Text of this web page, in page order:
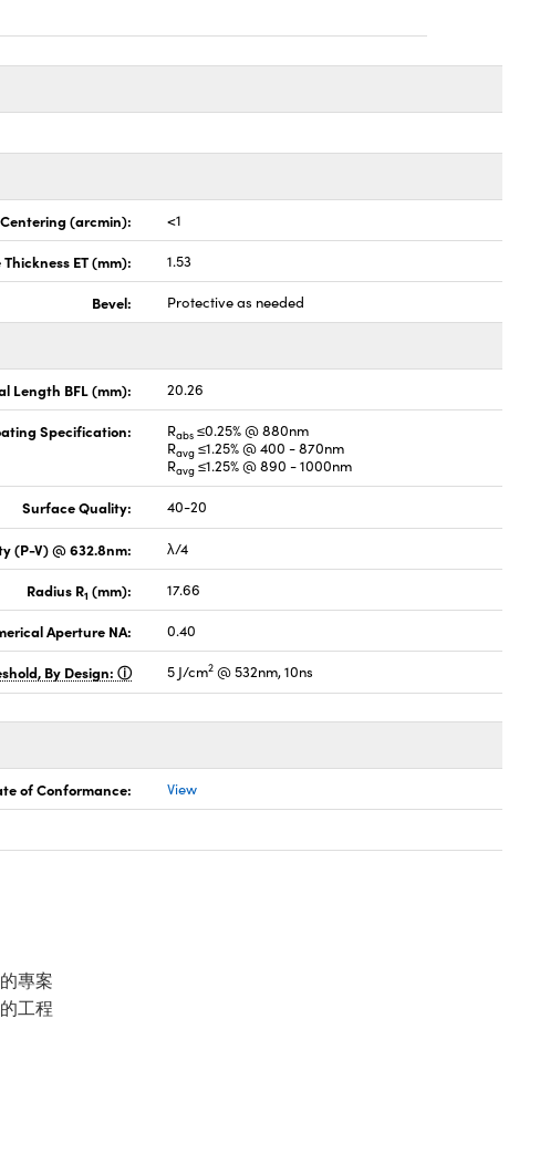
Centering (arcmin): <1
Thickness ET (mm): 1.53
Bevel: Protective as needed
Length BFL (mm): 20.26
Specification: Rabs ≤0.25% @ 880nm
Ravg ≤1.25% @ 400 - 870nm
Ravg ≤1.25% @ 890 - 1000nm
Surface Quality: 40-20
(P-V) @ 632.8nm: λ/4
Radius R1 (mm): 17.66
Aperture NA: 0.40
By Design: 5 J/cm2 @ 532nm, 10ns
of Conformance: View
專案
工程